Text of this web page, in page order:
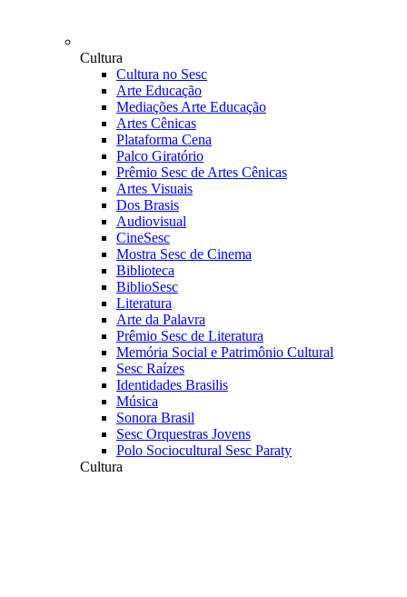
Cultura
Cultura no Sesc
Arte Educação
Mediações Arte Educação
Artes Cênicas
Plataforma Cena
Palco Giratório
Prêmio Sesc de Artes Cênicas
Artes Visuais
Dos Brasis
Audiovisual
CineSesc
Mostra Sesc de Cinema
Biblioteca
BiblioSesc
Literatura
Arte da Palavra
Prêmio Sesc de Literatura
Memória Social e Patrimônio Cultural
Sesc Raízes
Identidades Brasilis
Música
Sonora Brasil
Sesc Orquestras Jovens
Polo Sociocultural Sesc Paraty
Cultura